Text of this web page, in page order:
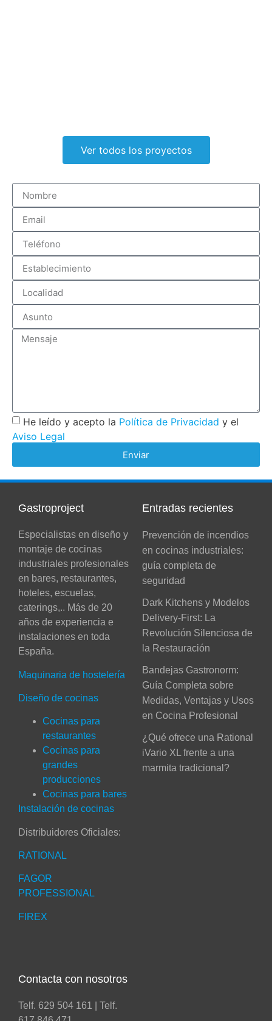
Ver todos los proyectos
He leído y acepto la Política de Privacidad y el
Aviso Legal
Enviar
Gastroproject
Especialistas en diseño y
montaje de cocinas
industriales profesionales
en bares, restaurantes,
hoteles, escuelas,
caterings,.. Más de 20
años de experiencia e
instalaciones en toda
España.
Maquinaria de hostelería
Diseño de cocinas
Cocinas para
restaurantes
Cocinas para
grandes
producciones
Cocinas para bares
Instalación de cocinas
Distribuidores Oficiales:
RATIONAL
FAGOR
PROFESSIONAL
FIREX
Entradas recientes
Prevención de incendios
en cocinas industriales:
guía completa de
seguridad
Dark Kitchens y Modelos
Delivery-First: La
Revolución Silenciosa de
la Restauración
Bandejas Gastronorm:
Guía Completa sobre
Medidas, Ventajas y Usos
en Cocina Profesional
¿Qué ofrece una Rational
iVario XL frente a una
marmita tradicional?
Contacta con nosotros
Telf. 629 504 161 | Telf.